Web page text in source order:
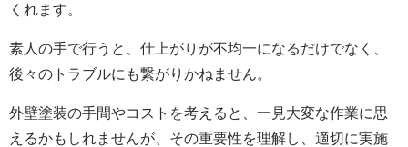
くれます。
素人の手で行うと、仕上がりが不均一になるだけでなく、
後々のトラブルにも繋がりかねません。
外壁塗装の手間やコストを考えると、一見大変な作業に思
えるかもしれませんが、その重要性を理解し、適切に実施